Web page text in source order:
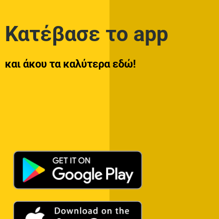
Κατέβασε το app
και άκου τα καλύτερα εδώ!